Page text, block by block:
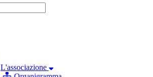
L'associazione